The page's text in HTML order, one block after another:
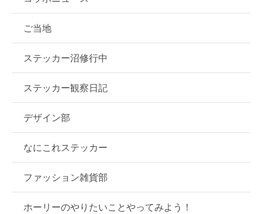
ご当地
ステッカー沼修行中
ステッカー観察日記
デザイン部
なにこれステッカー
ファッション雑貨部
ホーリーのやりたいことやってみよう！